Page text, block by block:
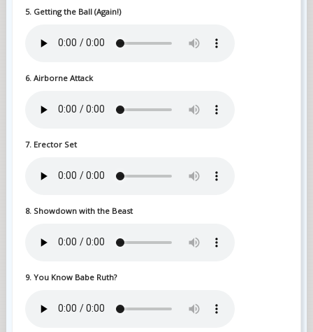
5. Getting the Ball (Again!)
6. Airborne Attack
7. Erector Set
8. Showdown with the Beast
9. You Know Babe Ruth?